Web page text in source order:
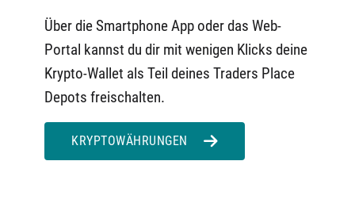
Über die Smartphone App oder das Web-
Portal kannst du dir mit wenigen Klicks deine
Krypto-Wallet als Teil deines Traders Place
Depots freischalten.
KRYPTOWÄHRUNGEN